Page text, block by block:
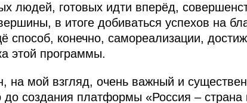
людей, готовых идти вперёд,
в итоге добиваться успехов на
способ, конечно, самореализации,
этой программы.
на мой взгляд, очень важный и
до создания платформы «Россия –